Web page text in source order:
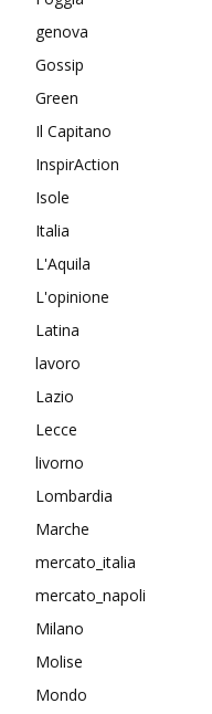
genova
Gossip
Green
Il Capitano
InspirAction
Isole
Italia
L'Aquila
L'opinione
Latina
lavoro
Lazio
Lecce
livorno
Lombardia
Marche
mercato_italia
mercato_napoli
Milano
Molise
Mondo